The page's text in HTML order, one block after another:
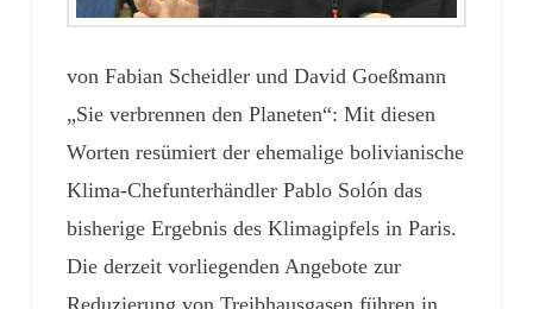
von Fabian Scheidler und David Goeßmann
„Sie verbrennen den Planeten“: Mit diesen
Worten resümiert der ehemalige bolivianische
Klima-Chefunterhändler Pablo Solón das
bisherige Ergebnis des Klimagipfels in Paris.
Die derzeit vorliegenden Angebote zur
Reduzierung von Treibhausgasen führen in